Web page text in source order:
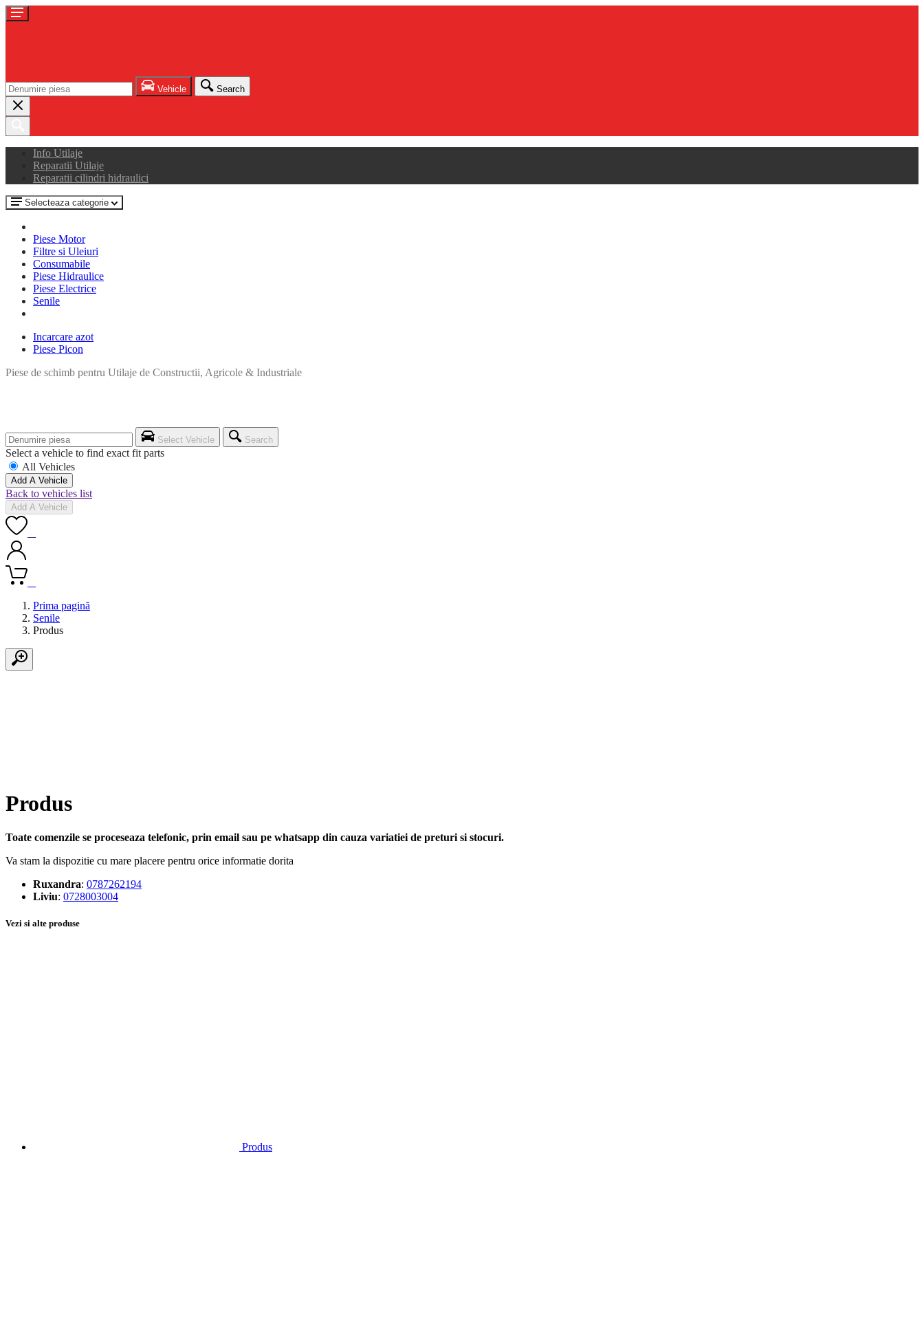
Vehicle Search
Info Utilaje
Reparatii Utilaje
Reparatii cilindri hidraulici
Selecteaza categorie
Piese Motor
Filtre si Uleiuri
Consumabile
Piese Hidraulice
Piese Electrice
Senile
Incarcare azot
Piese Picon
Piese de schimb pentru Utilaje de Constructii, Agricole & Industriale
Select Vehicle Search
Select a vehicle to find exact fit parts
All Vehicles
Add A Vehicle
Back to vehicles list
Add A Vehicle
Prima pagină
Senile
Produs
Produs
Toate comenzile se proceseaza telefonic, prin email sau pe whatsapp din cauza variatiei de preturi si stocuri.
Va stam la dispozitie cu mare placere pentru orice informatie dorita
Ruxandra: 0787262194
Liviu: 0728003004
Vezi si alte produse
Produs